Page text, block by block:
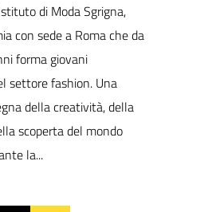
di Moda Sgrigna,
con sede a Roma che da
forma giovani
settore fashion. Una
della creatività, della
scoperta del mondo
la...